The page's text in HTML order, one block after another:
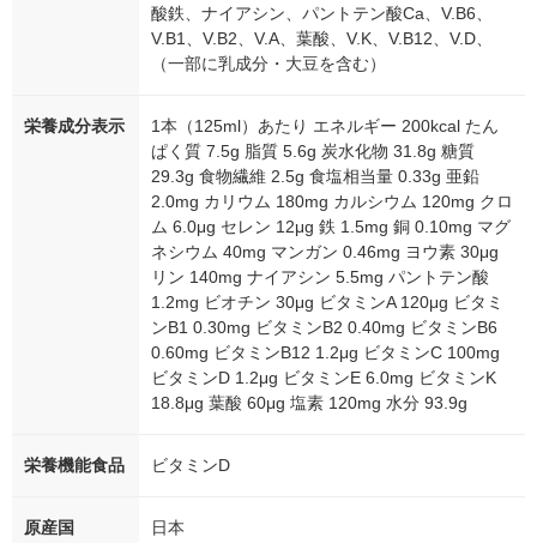
酸鉄、ナイアシン、パントテン酸Ca、V.B6、
V.B1、V.B2、V.A、葉酸、V.K、V.B12、V.D、
（一部に乳成分・大豆を含む）
栄養成分表示
1本（125ml）あたり エネルギー 200kcal たん
ぱく質 7.5g 脂質 5.6g 炭水化物 31.8g 糖質
29.3g 食物繊維 2.5g 食塩相当量 0.33g 亜鉛
2.0mg カリウム 180mg カルシウム 120mg クロ
ム 6.0μg セレン 12μg 鉄 1.5mg 銅 0.10mg マグ
ネシウム 40mg マンガン 0.46mg ヨウ素 30μg
リン 140mg ナイアシン 5.5mg パントテン酸
1.2mg ビオチン 30μg ビタミンA 120μg ビタミ
ンB1 0.30mg ビタミンB2 0.40mg ビタミンB6
0.60mg ビタミンB12 1.2μg ビタミンC 100mg
ビタミンD 1.2μg ビタミンE 6.0mg ビタミンK
18.8μg 葉酸 60μg 塩素 120mg 水分 93.9g
栄養機能食品 ビタミンD
原産国 日本